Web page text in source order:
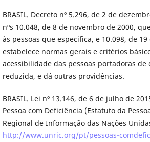
BRASIL. Decreto nº 5.296, de 2 de
nºs 10.048, de 8 de novembro de 2000,
às pessoas que especifica, e 10.098, de
estabelece normas gerais e critérios
acessibilidade das pessoas portadoras
reduzida, e dá outras providências.
BRASIL. Lei nº 13.146, de 6 de julho de
Pessoa com Deficiência (Estatuto da
Regional de Informação das Nações
http://www.unric.org/pt/pessoas-